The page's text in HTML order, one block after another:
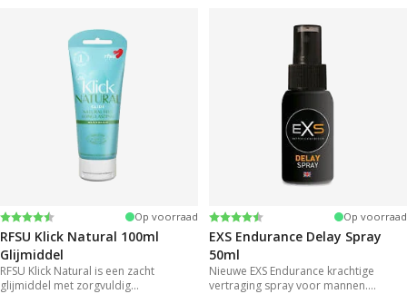
Beoordeling:
4.4 uit 5 sterren Op voorraad
RFSU Klick Natural 100ml
Glijmiddel
RFSU Klick Natural is een zacht
glijmiddel met zorgvuldig
Beoordeling:
4.2 uit 5 sterren Op voorraad
EXS Endurance Delay Spray
50ml
Nieuwe EXS Endurance krachtige
vertraging spray voor mannen.